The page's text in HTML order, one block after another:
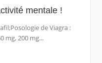
mentale !
de Viagra :
mg, 200 mg...